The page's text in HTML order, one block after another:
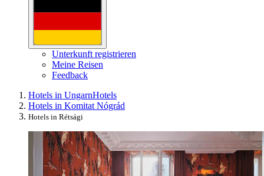
Unterkunft registrieren
Meine Reisen
Feedback
Hotels in UngarnHotels
Hotels in Komitat Nógrád
Hotels in Rétsági